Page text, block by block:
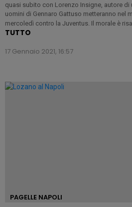
quasi subito con Lorenzo Insigne, autore
uomini di Gennaro Gattuso metteranno nel
mercoledì contro la Juventus. Il morale è
TUTTO
17 Gennaio 2021, 16:57
PAGELLE NAPOLI